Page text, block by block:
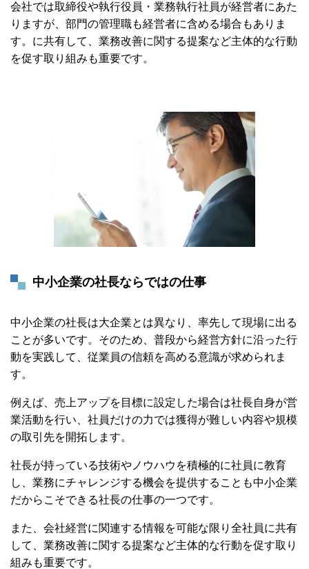
会社では取締役や執行役員・業務執行社員が経営者にあた
りますが、部門の管理職も経営者に含める場合もありま
す。に共有して、業務改善に関する提案など主体的な行動
を促す取り組みも重要です。
中小企業の社長ならではの仕事
中小企業の社長は大企業とは異なり、率先して現場に出る
ことが多いです。そのため、普段から経営方針に沿った行
動を実践して、従業員の信頼を高める意識が求められま
す。
例えば、売上アップを目標に設定した場合は社長自身が営
業活動を行い、社員だけの力では獲得が難しい内容や規模
の取引先を開拓します。
社長が持っている技術やノウハウを積極的に社員に教育
し、業務にチャレンジする機会を提供することも中小企業
だからこそできる社長の仕事の一つです。
また、会社経営に関連する情報を可能な限り全社員に共有
して、業務改善に関する提案など主体的な行動を促す取り
組みも重要です。